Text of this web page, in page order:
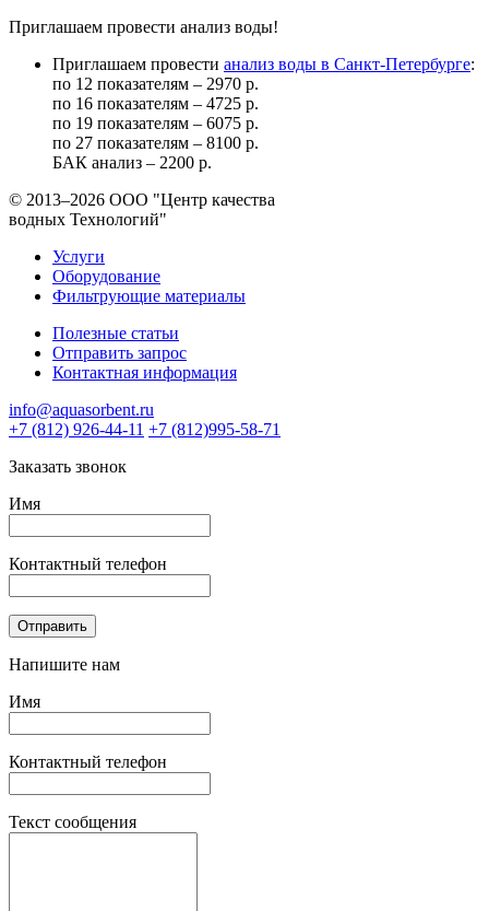
Приглашаем провести анализ воды!
Приглашаем провести анализ воды в Санкт-Петербурге:
по 12 показателям – 2970 р.
по 16 показателям – 4725 р.
по 19 показателям – 6075 р.
по 27 показателям – 8100 р.
БАК анализ – 2200 р.
© 2013–2026 ООО "Центр качества
водных Технологий"
Услуги
Оборудование
Фильтрующие материалы
Полезные статьи
Отправить запрос
Контактная информация
info@aquasorbent.ru
+7 (812) 926-44-11 +7 (812)995-58-71
Заказать звонок
Имя
Контактный телефон
Oтправить
Напишите нам
Имя
Контактный телефон
Текст сообщения